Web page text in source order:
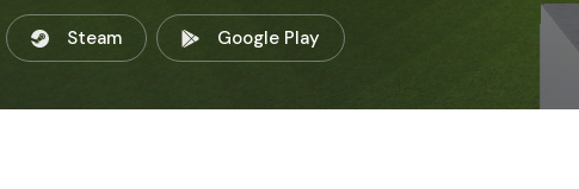
Steam Google Play